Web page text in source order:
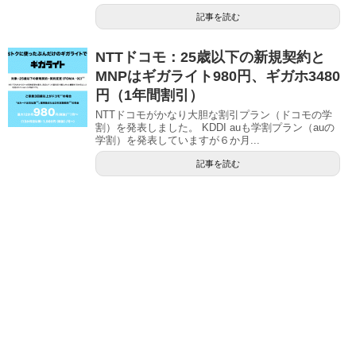
記事を読む
NTTドコモ：25歳以下の新規契約と
MNPはギガライト980円、ギガホ3480
円（1年間割引）
NTTドコモがかなり大胆な割引プラン（ドコモの学
割）を発表しました。 KDDI auも学割プラン（auの
学割）を発表していますが６か月...
記事を読む